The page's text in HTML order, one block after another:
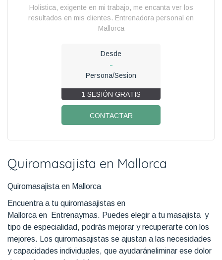
Holistica, exigente en mi trabajo, me encanta ver los
resultados en mis clientes. Entrenadora personal en
Mallorca
Desde
-
Persona/Sesion
1 SESIÓN GRATIS
CONTACTAR
Quiromasajista en Mallorca
Quiromasajista en Mallorca
Encuentra a tu quiromasajistas en
Mallorca en Entrenaymas. Puedes elegir a tu masajista y
tipo de especialidad, podrás mejorar y recuperarte con los
mejores. Los quiromasajistas se ajustan a las necesidades
y capacidades individuales, que ayudaráneliminar ese dolor